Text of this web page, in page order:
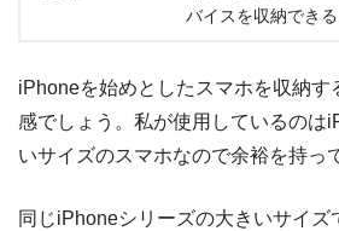
バイスを収納できる
iPhoneを始めとしたスマホを収納す
感でしょう。私が使用しているのは
いサイズのスマホなので余裕を持っ
同じiPhoneシリーズの大きいサイズ